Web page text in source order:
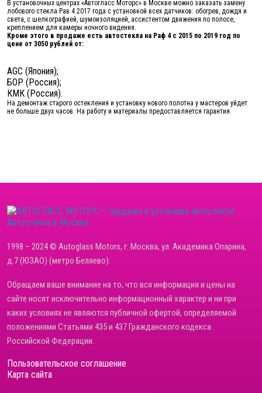
В установочных центрах «Автогласс Моторс» в Москве можно заказать замену
лобового стекла Рав 4 2017 года с установкой всех датчиков: обогрев, дождя и
света, с шелкографией, шумоизоляцией, ассистентом движения по полосе,
креплением для камеры ночного видения.
Кроме этого в продаже есть автостекла на Раф 4 с 2015 по 2019 год по
цене от 3050 рублей от:
AGC (Япония);
БОР (Россия);
КМК (Россия).
На демонтаж старого остекления и установку нового полотна у мастеров уйдет
не больше двух часов. На работу и материалы предоставляется гарантия.
Автостекла в Москве
1998 – 2024 © Autoglass Motors, г. Москва, ул. Академика Опарина,
д.7 (ЮЗАО) (метро Беляево).
Обращаем ваше внимание на то, что вся информация и цены на
сайте носят исключительно информационный характер и ни при
каких условиях не являются публичной офертой, определяемой
положениями Статьями 435 и 437 Гражданского кодекса
Российской Федерации.
Пользовательское соглашение
Карта сайта